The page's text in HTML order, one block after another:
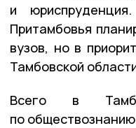
и
Притамбовья
вузов, но в
Тамбовской
Всего в
по